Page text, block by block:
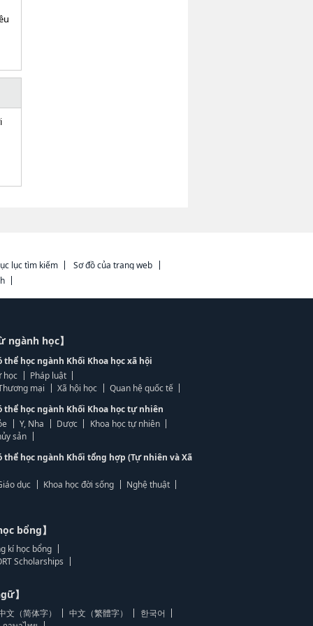
lục tìm kiếm
Sơ đồ của trang web
ngành học】
học ngành Khối Khoa học xã hội
học
Pháp luật
mại
Xã hội học
Quan hệ quốc tế
thể học ngành Khối Khoa học tự nhiên
Y, Nha Dược
Khoa học tự nhiên
sản
thể học ngành Khối tổng hợp (Tự nhiên và Xã
dục
Khoa học đời sống
Nghệ thuật
bổng】
kí học bổng
Scholarships
】
文（简体字） 中文（繁體字）
한국어